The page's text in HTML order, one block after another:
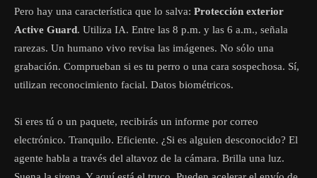
Pero hay una característica que lo salva: Protección exterior
Active Guard. Utiliza IA. Entre las 8 p.m. y las 6 a.m., señala
rarezas. Un humano vivo revisa las imágenes. No sólo una
grabación. Comprueban si es tu perro o una cara sospechosa. Sí,
utilizan reconocimiento facial. Datos biométricos.
Si eres tú o un paquete, recibirás un informe por correo
electrónico. Tranquilo. Eficiente. ¿Si es alguien desconocido? El
agente habla a través del altavoz de la cámara. Brilla una luz.